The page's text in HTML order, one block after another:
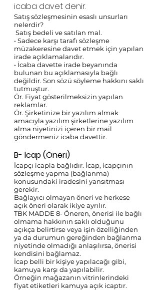
icaba davet denir.
Satış sözleşmesinin esaslı unsurları
nelerdir?
Satış bedeli ve satılan mal.
• Sadece karşı tarafı sözleşme
müzakeresine davet etmek için yapılan
irade açıklamalarıdır.
• İcaba davette irade beyanında
bulunan bu açıklamasıyla bağlı
değildir. Son sözü söyleme hakkını saklı
tutmuştur.
Ör. Fiyat gösterilmeksizin yapılan
reklamlar.
Ör. Şirketinize bir yazılım almak
amacıyla yazılım şirketlerine yazılım
alma niyetinizi içeren bir mail
göndermeniz icaba davettir.
B- İcap (Öneri)
İcapçı icapla bağlıdır. İcap, icapçının
sözleşme yapma (bağlanma)
konusundaki iradesini yansıtması
gerekir.
Bağlayıcı olmayan öneri ve herkese
açık öneri olarak ikiye ayrılır.
TBK MADDE 8- Öneren, önerisi ile bağlı
olmama hakkının saklı olduğunu
açıkça belirtirse veya işin özelliğinden
ya da durumun gereğinden bağlanma
niyetinde olmadığı anlaşılırsa, önerisi
kendisini bağlamaz.
İcap belli bir kişiye yapılacağı gibi,
kamuya karşı da yapılabilir.
Örneğin mağazanın vitrinlerindeki
fiyat etiketleri kamuya açık icaptır.